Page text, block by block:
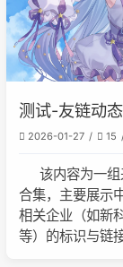
测试-友链动
2026-01-27 15
该内容为一
合集，主要展示
相关企业（如新
等）的标识与链